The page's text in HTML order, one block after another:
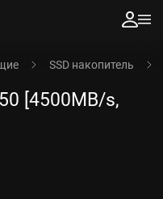
SSD накопитель
[4500MB/s,